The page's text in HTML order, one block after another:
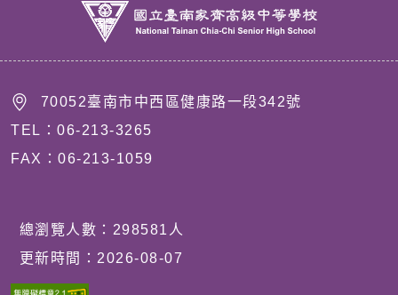
70052臺南市中西區健康路一段342號
TEL：06-213-3265
FAX：06-213-1059
總瀏覽人數： 298581 人
更新時間： 2026-08-07